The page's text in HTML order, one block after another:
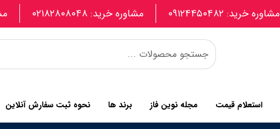
مشاوره خرید: ۰۲۱۸۲۸۰۸۰۴۸ مشاوره خرید: ۰۹۱۲۴۴۵۰۴۸۲
استعلام قیمت مجله نوین فاز برند ها نحوه ثبت سفارش آنلاین